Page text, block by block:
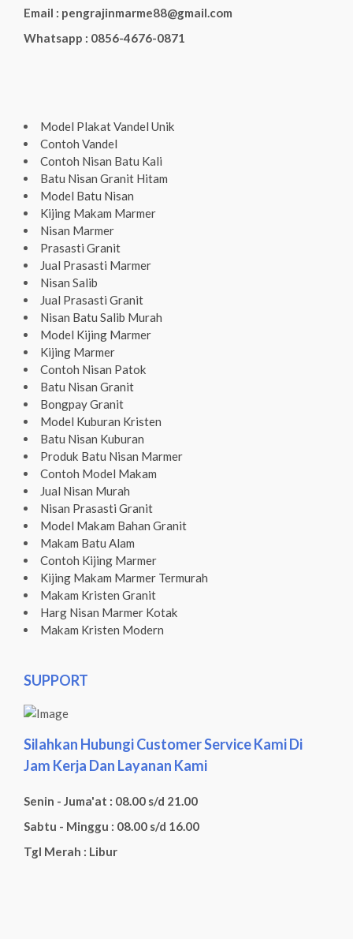
Email : pengrajinmarme88@gmail.com
Whatsapp : 0856-4676-0871
Model Plakat Vandel Unik
Contoh Vandel
Contoh Nisan Batu Kali
Batu Nisan Granit Hitam
Model Batu Nisan
Kijing Makam Marmer
Nisan Marmer
Prasasti Granit
Jual Prasasti Marmer
Nisan Salib
Jual Prasasti Granit
Nisan Batu Salib Murah
Model Kijing Marmer
Kijing Marmer
Contoh Nisan Patok
Batu Nisan Granit
Bongpay Granit
Model Kuburan Kristen
Batu Nisan Kuburan
Produk Batu Nisan Marmer
Contoh Model Makam
Jual Nisan Murah
Nisan Prasasti Granit
Model Makam Bahan Granit
Makam Batu Alam
Contoh Kijing Marmer
Kijing Makam Marmer Termurah
Makam Kristen Granit
Harg Nisan Marmer Kotak
Makam Kristen Modern
SUPPORT
Silahkan Hubungi Customer Service Kami Di
Jam Kerja Dan Layanan Kami
Senin - Juma'at : 08.00 s/d 21.00
Sabtu - Minggu : 08.00 s/d 16.00
Tgl Merah : Libur